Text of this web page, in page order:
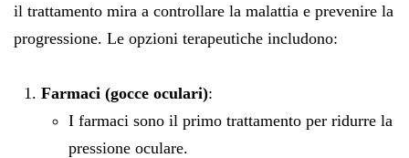
il trattamento mira a controllare la malattia e prevenire la
progressione. Le opzioni terapeutiche includono:
Farmaci (gocce oculari):
I farmaci sono il primo trattamento per ridurre la
pressione oculare.